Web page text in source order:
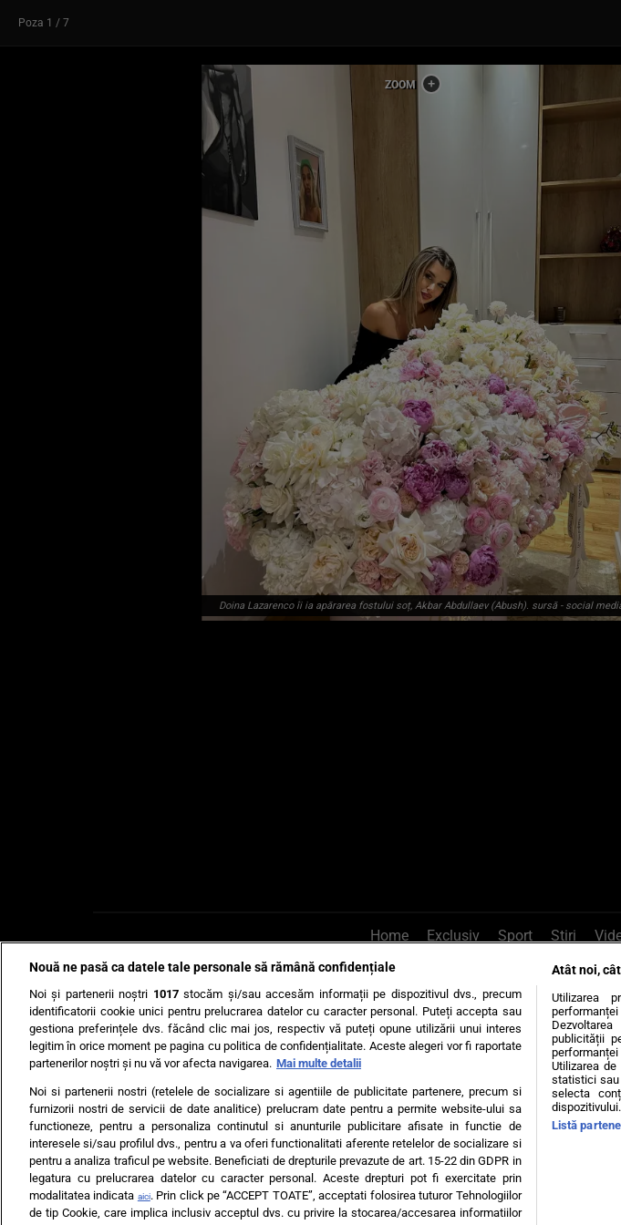
Poza 1 / 7
Doina Lazarenco îi ia apărarea fostului soț, Akbar Abdullaev (Abush). sursă - social
Home Exclusiv Sport Știri
AI UN PONT? Scrie-ne pe Whatsapp, sună la
Știri interne Știri
Ultimele stiri Diete Insula Iubirii
Echipa editorială Termeni si condiții Politica de
Nouă ne pasă ca datele tale personale să rămână confidențiale
Noi și partenerii noștri 1017stocăm și/sau accesăm informații pe dispozitivul dvs., precum
identificatorii cookie unici pentru prelucrarea datelor cu caracter personal. Puteți accepta sau
gestiona preferințele dvs. făcând clic mai jos, respectiv vă puteți opune utilizării unui interes
legitim în orice moment pe pagina cu politica de confidențialitate. Aceste alegeri vor fi raportate
partenerilor noștri și nu vă vor afecta navigarea. Mai multe detalii
Noi si partenerii nostri (retelele de socializare si agentiile de publicitate partenere, precum si
furnizorii nostri de servicii de date analitice) prelucram date pentru a permite website-ului sa
functioneze, pentru a personaliza continutul si anunturile publicitare afisate in functie de
interesele si/sau profilul dvs., pentru a va oferi functionalitati aferente retelelor de socializare si
pentru a analiza traficul pe website. Beneficiati de drepturile prevazute de art. 15-22 din GDPR in
legatura cu prelucrarea datelor cu caracter personal. Aceste drepturi pot fi exercitate prin
modalitatea indicata aici. Prin click pe “ACCEPT TOATE”, acceptati folosirea tuturor Tehnologiilor
de tip Cookie, care implica inclusiv acceptul dvs. cu privire la stocarea/accesarea informatiilor
Atât noi,
Utilizarea
publicității
Utilizarea
statistici sau
selecta
dispozitivului.
Listă